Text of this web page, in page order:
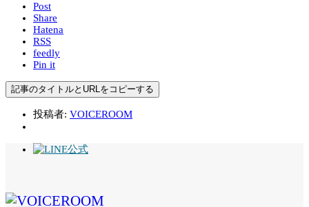
Post
Share
Hatena
RSS
feedly
Pin it
記事のタイトルとURLをコピーする
投稿者: VOICEROOM